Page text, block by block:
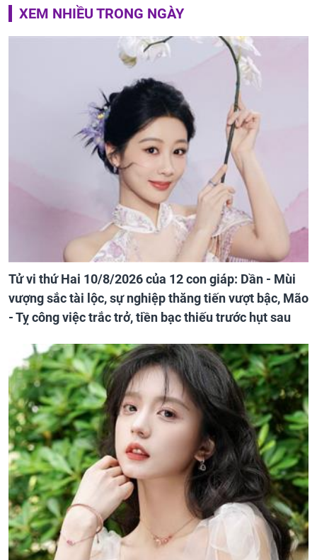
XEM NHIỀU TRONG NGÀY
Tử vi thứ Hai 10/8/2026 của 12 con giáp: Dần - Mùi
vượng sắc tài lộc, sự nghiệp thăng tiến vượt bậc, Mão
- Tỵ công việc trắc trở, tiền bạc thiếu trước hụt sau